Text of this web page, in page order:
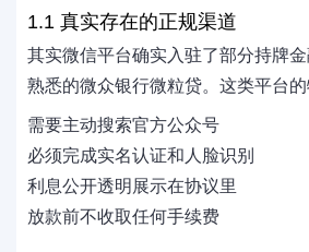
1.1 真实存在的正规渠道
其实微信平台确实入驻了部分持牌
熟悉的微众银行微粒贷。这类平台的
需要主动搜索官方公众号
必须完成实名认证和人脸识别
利息公开透明展示在协议里
放款前不收取任何手续费